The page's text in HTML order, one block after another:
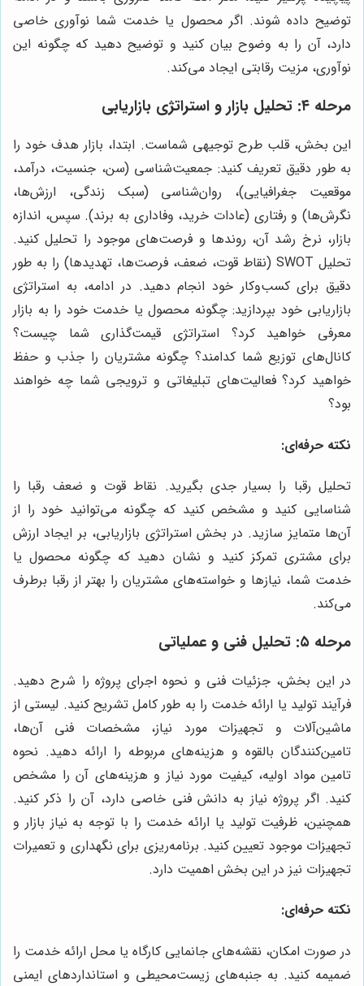
توضیح داده شوند. اگر محصول یا خدمت شما نوآوری خاصی
دارد، آن را به وضوح بیان کنید و توضیح دهید که چگونه این
نوآوری، مزیت رقابتی ایجاد می‌کند.
مرحله ۴: تحلیل بازار و استراتژی بازاریابی
این بخش، قلب طرح توجیهی شماست. ابتدا، بازار هدف خود را
به طور دقیق تعریف کنید: جمعیت‌شناسی (سن، جنسیت، درآمد،
موقعیت جغرافیایی)، روان‌شناسی (سبک زندگی، ارزش‌ها،
نگرش‌ها) و رفتاری (عادات خرید، وفاداری به برند). سپس، اندازه
بازار، نرخ رشد آن، روندها و فرصت‌های موجود را تحلیل کنید.
تحلیل SWOT (نقاط قوت، ضعف، فرصت‌ها، تهدیدها) را به طور
دقیق برای کسب‌وکار خود انجام دهید. در ادامه، به استراتژی
بازاریابی خود بپردازید: چگونه محصول یا خدمت خود را به بازار
معرفی خواهید کرد؟ استراتژی قیمت‌گذاری شما چیست؟
کانال‌های توزیع شما کدامند؟ چگونه مشتریان را جذب و حفظ
خواهید کرد؟ فعالیت‌های تبلیغاتی و ترویجی شما چه خواهند
بود؟
نکته حرفه‌ای:
تحلیل رقبا را بسیار جدی بگیرید. نقاط قوت و ضعف رقبا را
شناسایی کنید و مشخص کنید که چگونه می‌توانید خود را از
آن‌ها متمایز سازید. در بخش استراتژی بازاریابی، بر ایجاد ارزش
برای مشتری تمرکز کنید و نشان دهید که چگونه محصول یا
خدمت شما، نیازها و خواسته‌های مشتریان را بهتر از رقبا برطرف
می‌کند.
مرحله ۵: تحلیل فنی و عملیاتی
در این بخش، جزئیات فنی و نحوه اجرای پروژه را شرح دهید.
فرآیند تولید یا ارائه خدمت را به طور کامل تشریح کنید. لیستی از
ماشین‌آلات و تجهیزات مورد نیاز، مشخصات فنی آن‌ها،
تامین‌کنندگان بالقوه و هزینه‌های مربوطه را ارائه دهید. نحوه
تامین مواد اولیه، کیفیت مورد نیاز و هزینه‌های آن را مشخص
کنید. اگر پروژه نیاز به دانش فنی خاصی دارد، آن را ذکر کنید.
همچنین، ظرفیت تولید یا ارائه خدمت را با توجه به نیاز بازار و
تجهیزات موجود تعیین کنید. برنامه‌ریزی برای نگهداری و تعمیرات
تجهیزات نیز در این بخش اهمیت دارد.
نکته حرفه‌ای:
در صورت امکان، نقشه‌های جانمایی کارگاه یا محل ارائه خدمت را
ضمیمه کنید. به جنبه‌های زیست‌محیطی و استانداردهای ایمنی